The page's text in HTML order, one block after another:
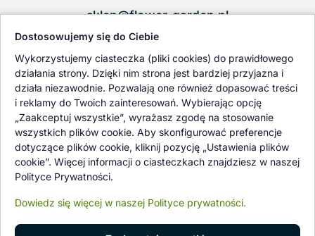
sklep@flower-garden.pl
Oferowane przez nas rośliny i nasiona podlegają regularnej ścisłej
kontroli jakości oraz kontroli zdrowotnej przeprowadzanej przez
wykwalifikowane osoby z Państwowej Inspekcji Ochrony Roślin i
Nasiennictwa.
Dostosowujemy się do Ciebie
Wykorzystujemy ciasteczka (pliki cookies) do prawidłowego
działania strony. Dzięki nim strona jest bardziej przyjazna i
działa niezawodnie. Pozwalają one również dopasować treści
i reklamy do Twoich zainteresowań. Wybierając opcję
„Zaakceptuj wszystkie”, wyrażasz zgodę na stosowanie
wszystkich plików cookie. Aby skonfigurować preferencje
dotyczące plików cookie, kliknij pozycję „Ustawienia plików
cookie”. Więcej informacji o ciasteczkach znajdziesz w naszej
Polityce Prywatności.
Dowiedz się więcej w naszej Polityce prywatności.